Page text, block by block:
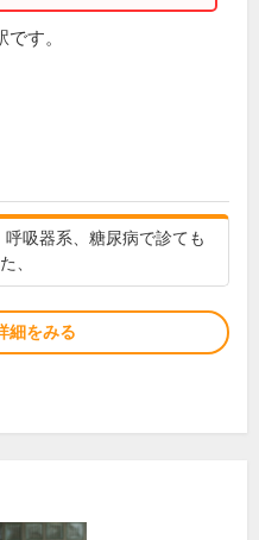
す。
吸器系、糖尿病で診ても
、
細をみる